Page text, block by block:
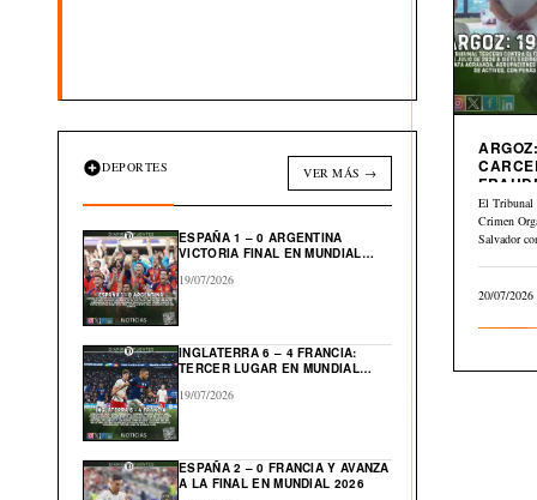
DEPORTES VER MÁS →
ESPAÑA 1 – 0 ARGENTINA
VICTORIA FINAL EN MUNDIAL
19/07/2026
INGLATERRA 6 – 4 FRANCIA:
TERCER LUGAR EN MUNDIAL
19/07/2026
ESPAÑA 2 – 0 FRANCIA Y AVANZA
A LA FINAL EN MUNDIAL 2026
El Tribunal
Crimen
Salvador
20/07/2026